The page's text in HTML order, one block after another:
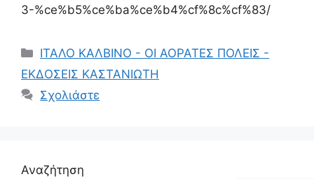
3-%ce%b5%ce%ba%ce%b4%cf%8c%cf%83/
Κατηγορίες
ΙΤΑΛΟ ΚΑΛΒΙΝΟ - ΟΙ ΑΟΡΑΤΕΣ ΠΟΛΕΙΣ -
ΕΚΔΟΣΕΙΣ ΚΑΣΤΑΝΙΩΤΗ
Σχολιάστε
Αναζήτηση